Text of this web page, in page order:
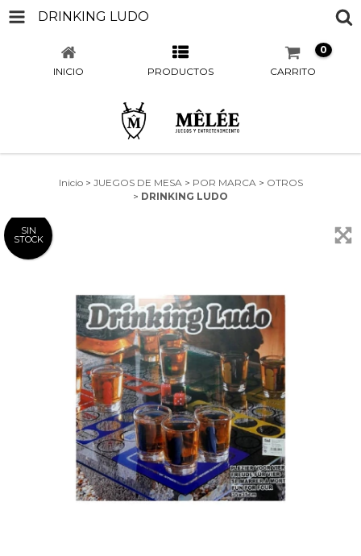
DRINKING LUDO
INICIO PRODUCTOS CARRITO
0
Inicio > JUEGOS DE MESA > POR MARCA > OTROS
> DRINKING LUDO
SIN
STOCK